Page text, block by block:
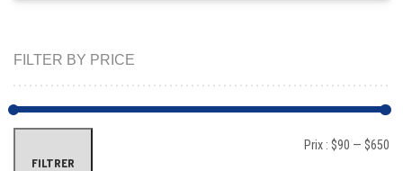
FILTER BY PRICE
FILTRER
Prix : $90 — $650